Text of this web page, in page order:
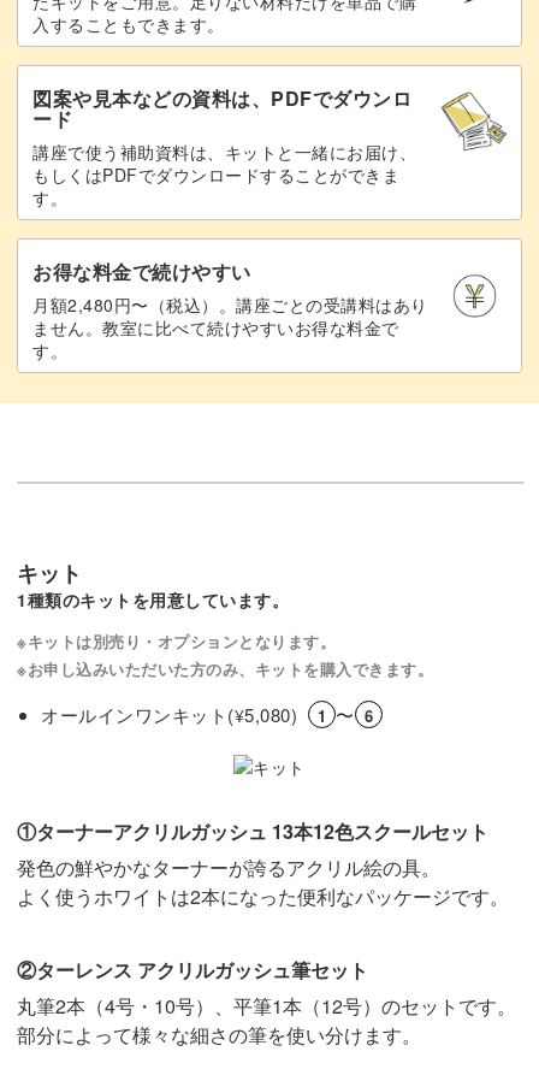
入することもできます。
図案や見本などの資料は、PDFでダウンロ
ード
講座で使う補助資料は、キットと一緒にお届け、
もしくはPDFでダウンロードすることができま
す。
お得な料金で続けやすい
月額2,480円〜（税込）。講座ごとの受講料はあり
ません。教室に比べて続けやすいお得な料金で
す。
キット
1種類のキットを用意しています。
※キットは別売り・オプションとなります。
※お申し込みいただいた方のみ、キットを購入できます。
オールインワンキット(¥5,080) 1 〜 6
①ターナーアクリルガッシュ 13本12色スクールセット
発色の鮮やかなターナーが誇るアクリル絵の具。
よく使うホワイトは2本になった便利なパッケージです。
②ターレンス アクリルガッシュ筆セット
丸筆2本（4号・10号）、平筆1本（12号）のセットです。
部分によって様々な細さの筆を使い分けます。